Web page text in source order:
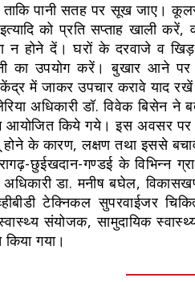
पानी सतह पर सूख जाए। कूलर
को प्रति सप्ताह खाली
न होने दें। घरों के दरवाजे व
का उपयोग करें। बुखार आने पर
में जाकर उपचार करावे याद
अधिकारी डॉ. विवेक बिसेन
आयोजित किये गये। इस अवसर
होने के कारण, लक्षण तथा इससे
छुईखदान-गण्डई के विभिन्न
अधिकारी डा. मनीष बघेल,
टेक्निकल सुपरवाईजर
संयोजक, सामुदायिक
गया।